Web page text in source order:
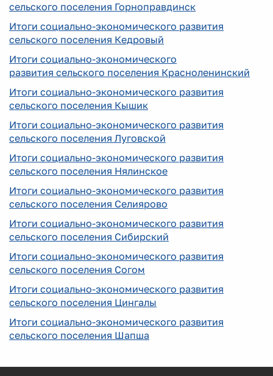
сельского поселения Горноправдинск
Итоги социально-экономического развития
сельского поселения Кедровый
Итоги социально-экономического
развития сельского поселения Красноленинский
Итоги социально-экономического развития
сельского поселения Кышик
Итоги социально-экономического развития
сельского поселения Луговской
Итоги социально-экономического развития
сельского поселения Нялинское
Итоги социально-экономического развития
сельского поселения Селиярово
Итоги социально-экономического развития
сельского поселения Сибирский
Итоги социально-экономического развития
сельского поселения Согом
Итоги социально-экономического развития
сельского поселения Цингалы
Итоги социально-экономического развития
сельского поселения Шапша